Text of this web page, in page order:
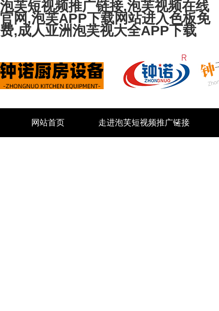
泡芙短视频推广链接,泡芙视频在线
官网,泡芙APP下载网站进入色板免
费,成人亚洲泡芙视大全APP下载
网站首页 走进泡芙短视频推广链接